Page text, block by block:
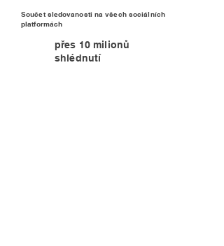
Součet sledovanosti na všech sociálních
platformách
přes 10 milionů
shlédnutí